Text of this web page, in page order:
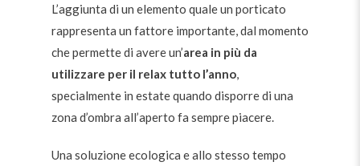
L’aggiunta di un elemento quale un porticato
rappresenta un fattore importante, dal momento
che permette di avere un’area in più da
utilizzare per il relax tutto l’anno,
specialmente in estate quando disporre di una
zona d’ombra all’aperto fa sempre piacere.
Una soluzione ecologica e allo stesso tempo